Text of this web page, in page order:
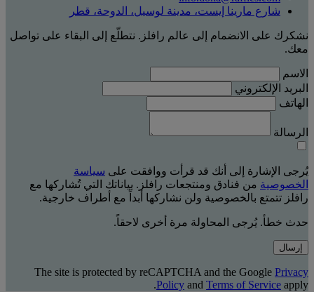
شارع مارينا إيست، مدينة لوسيل، الدوحة، قطر
نشكرك على الانضمام إلى عالم رافلز. نتطلّع إلى البقاء على تواصل
معك.
الاسم
البريد الإلكتروني
الهاتف
الرسالة
يُرجى الإشارة إلى أنك قد قرأت ووافقت على سياسة
الخصوصية من فنادق ومنتجعات رافلز. بياناتك التي تُشاركها مع
رافلز تتمتع بالخصوصية ولن نشاركها أبداً مع أطراف خارجية.
حدث خطأ. يُرجى المحاولة مرة أخرى لاحقاً.
إرسال
The site is protected by reCAPTCHA and the Google Privacy
Policy and Terms of Service apply.